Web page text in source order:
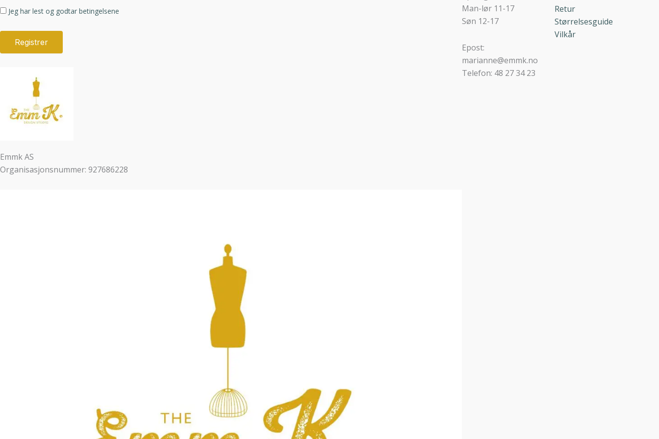
Jeg har lest og godtar betingelsene
Emmk AS
Organisasjonsnummer: 927686228
Man-lør 11-17
Søn 12-17
Epost:
marianne@emmk.no
Telefon: 48 27 34 23
Retur
Størrelsesguide
Vilkår